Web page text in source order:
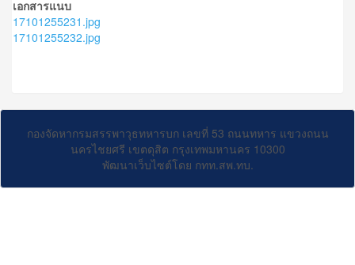
เอกสารแนบ
17101255231.jpg
17101255232.jpg
กองจัดหากรมสรรพาวุธทหารบก เลขที่ 53 ถนนทหาร แขวงถนน
นครไชยศรี เขตดุสิต กรุงเทพมหานคร 10300
พัฒนาเว็บไซต์โดย กทท.สพ.ทบ.